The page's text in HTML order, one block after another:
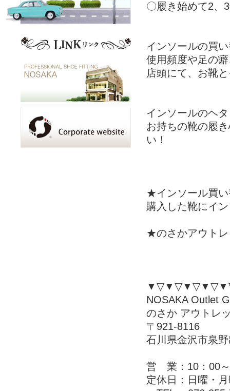
〇履き始めて2、
インソールの買
使用頻度や足の
店頭にて、お靴
インソールのヘ
お持ちの靴の履
い！
★インソール買い
購入した靴にイ
★のさかアウトレ
NOSAKA Outlet
のさか アウトレ
〒921-8116
石川県金沢市泉
営 業：10：00
定休日：日曜・